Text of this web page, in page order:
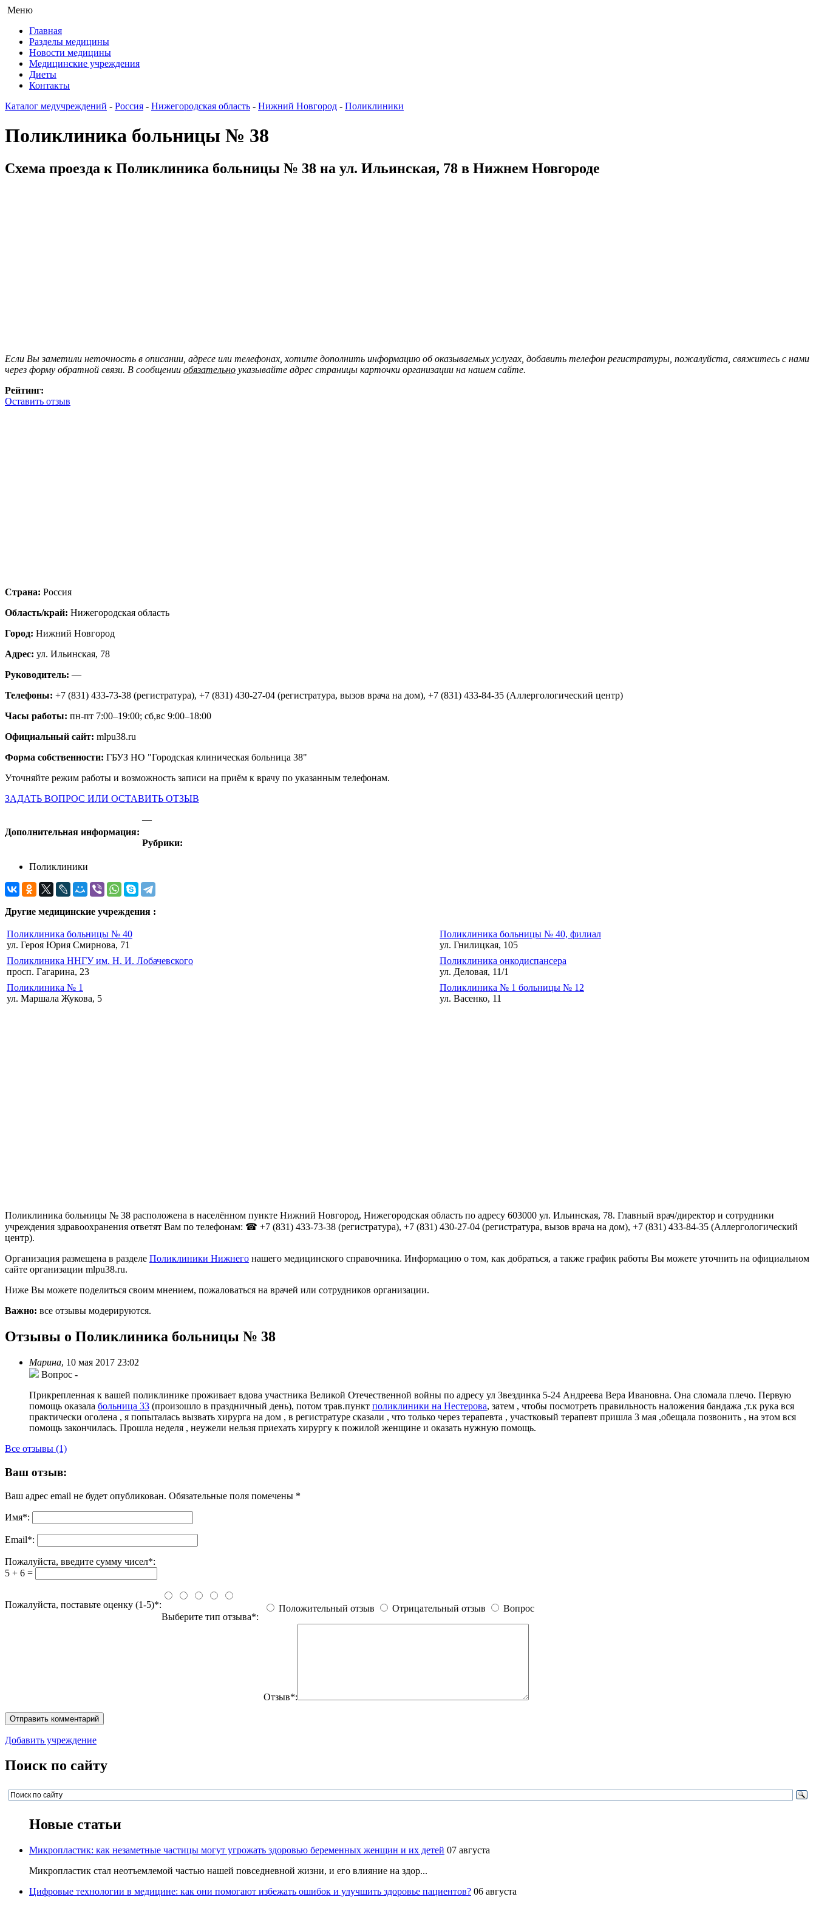
Меню
Главная
Разделы медицины
Новости медицины
Медицинские учреждения
Диеты
Контакты
Каталог медучреждений - Россия - Нижегородская область - Нижний Новгород - Поликлиники
Поликлиника больницы № 38
Схема проезда к Поликлиника больницы № 38 на ул. Ильинская, 78 в Нижнем Новгороде
Если Вы заметили неточность в описании, адресе или телефонах, хотите дополнить информацию об оказываемых услугах, добавить телефон регистратуры, пожалуйста, свяжитесь с нами
через форму обратной связи. В сообщении обязательно указывайте адрес страницы карточки организации на нашем сайте.
Рейтинг:
Оставить отзыв
Страна: Россия
Область/край: Нижегородская область
Город: Нижний Новгород
Адрес: ул. Ильинская, 78
Руководитель: —
Телефоны: +7 (831) 433-73-38 (регистратура), +7 (831) 430-27-04 (регистратура, вызов врача на дом), +7 (831) 433-84-35 (Аллергологический центр)
Часы работы: пн-пт 7:00–19:00; сб,вс 9:00–18:00
Официальный сайт: mlpu38.ru
Форма собственности: ГБУЗ НО "Городская клиническая больница 38"
Уточняйте режим работы и возможность записи на приём к врачу по указанным телефонам.
ЗАДАТЬ ВОПРОС ИЛИ ОСТАВИТЬ ОТЗЫВ
Дополнительная информация:
—
Рубрики:
Поликлиники
Другие медицинские учреждения :
Поликлиника больницы № 40
ул. Героя Юрия Смирнова, 71
Поликлиника больницы № 40, филиал
ул. Гнилицкая, 105
Поликлиника ННГУ им. Н. И. Лобачевского
просп. Гагарина, 23
Поликлиника онкодиспансера
ул. Деловая, 11/1
Поликлиника № 1
ул. Маршала Жукова, 5
Поликлиника № 1 больницы № 12
ул. Васенко, 11
Поликлиника больницы № 38 расположена в населённом пункте Нижний Новгород, Нижегородская область по адресу 603000 ул. Ильинская, 78. Главный врач/директор и сотрудники
учреждения здравоохранения ответят Вам по телефонам: ☎ +7 (831) 433-73-38 (регистратура), +7 (831) 430-27-04 (регистратура, вызов врача на дом), +7 (831) 433-84-35 (Аллергологический
центр).
Организация размещена в разделе Поликлиники Нижнего нашего медицинского справочника. Информацию о том, как добраться, а также график работы Вы можете уточнить на официальном
сайте организации mlpu38.ru.
Ниже Вы можете поделиться своим мнением, пожаловаться на врачей или сотрудников организации.
Важно: все отзывы модерируются.
Отзывы о Поликлиника больницы № 38
Марина, 10 мая 2017 23:02
Вопрос -
Прикрепленная к вашей поликлинике проживает вдова участника Великой Отечественной войны по адресу ул Звездинка 5-24 Андреева Вера Ивановна. Она сломала плечо. Первую
помощь оказала больница 33 (произошло в праздничный день), потом трав.пункт поликлиники на Нестерова, затем , чтобы посмотреть правильность наложения бандажа ,т.к рука вся
практически оголена , я попыталась вызвать хирурга на дом , в регистратуре сказали , что только через терапевта , участковый терапевт пришла 3 мая ,обещала позвонить , на этом вся
помощь закончилась. Прошла неделя , неужели нельзя приехать хирургу к пожилой женщине и оказать нужную помощь.
Все отзывы (1)
Ваш отзыв:
Ваш адрес email не будет опубликован. Обязательные поля помечены *
Имя*:
Email*:
Пожалуйста, введите сумму чисел*:
5 + 6 =
Пожалуйста, поставьте оценку (1-5)*:
Выберите тип отзыва*:
Положительный отзыв Отрицательный отзыв Вопрос
Отзыв*:
Добавить учреждение
Поиск по сайту
Новые статьи
Микропластик: как незаметные частицы могут угрожать здоровью беременных женщин и их детей 07 августа
Микропластик стал неотъемлемой частью нашей повседневной жизни, и его влияние на здор...
Цифровые технологии в медицине: как они помогают избежать ошибок и улучшить здоровье пациентов? 06 августа